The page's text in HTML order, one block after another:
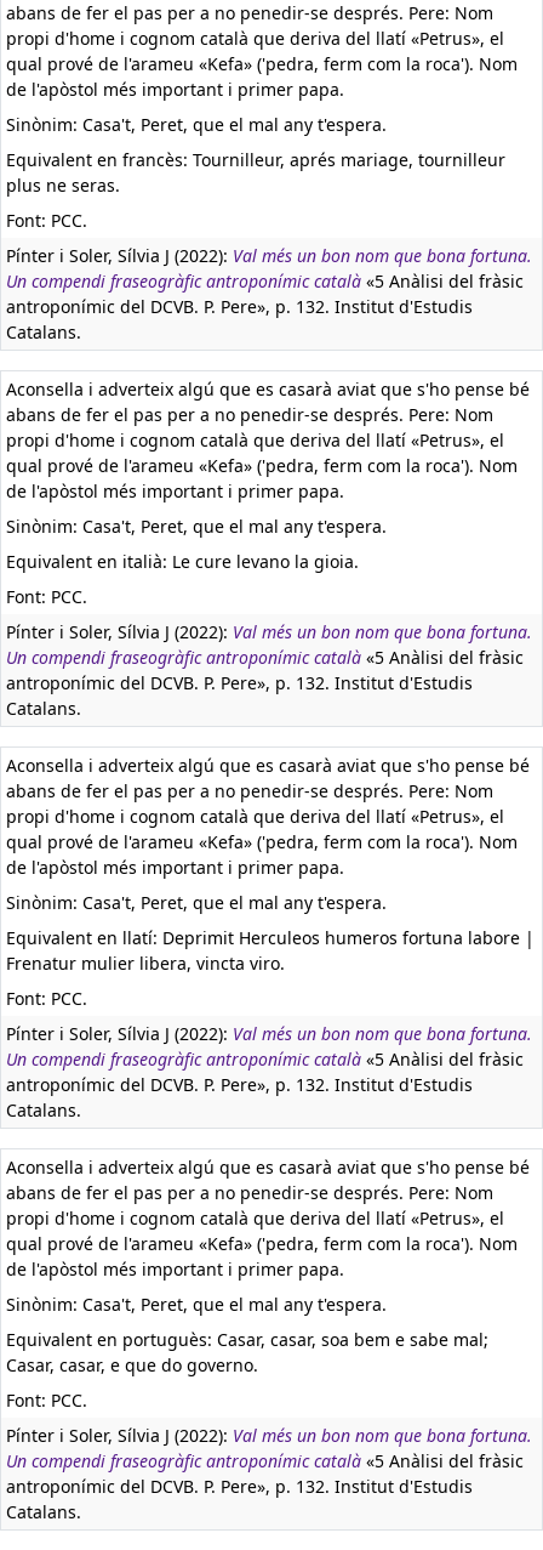
abans de fer el pas per a no penedir-se després. Pere: Nom
propi d'home i cognom català que deriva del llatí «Petrus», el
qual prové de l'arameu «Kefa» ('pedra, ferm com la roca'). Nom
de l'apòstol més important i primer papa.
Sinònim: Casa't, Peret, que el mal any t'espera.
Equivalent en francès: Tournilleur, aprés mariage, tournilleur
plus ne seras.
Font: PCC.
Pínter i Soler, Sílvia J (2022): Val més un bon nom que bona fortuna.
Un compendi fraseogràfic antroponímic català «5 Anàlisi del fràsic
antroponímic del DCVB. P. Pere», p. 132. Institut d'Estudis
Catalans.
Aconsella i adverteix algú que es casarà aviat que s'ho pense bé
abans de fer el pas per a no penedir-se després. Pere: Nom
propi d'home i cognom català que deriva del llatí «Petrus», el
qual prové de l'arameu «Kefa» ('pedra, ferm com la roca'). Nom
de l'apòstol més important i primer papa.
Sinònim: Casa't, Peret, que el mal any t'espera.
Equivalent en italià: Le cure levano la gioia.
Font: PCC.
Pínter i Soler, Sílvia J (2022): Val més un bon nom que bona fortuna.
Un compendi fraseogràfic antroponímic català «5 Anàlisi del fràsic
antroponímic del DCVB. P. Pere», p. 132. Institut d'Estudis
Catalans.
Aconsella i adverteix algú que es casarà aviat que s'ho pense bé
abans de fer el pas per a no penedir-se després. Pere: Nom
propi d'home i cognom català que deriva del llatí «Petrus», el
qual prové de l'arameu «Kefa» ('pedra, ferm com la roca'). Nom
de l'apòstol més important i primer papa.
Sinònim: Casa't, Peret, que el mal any t'espera.
Equivalent en llatí: Deprimit Herculeos humeros fortuna labore |
Frenatur mulier libera, vincta viro.
Font: PCC.
Pínter i Soler, Sílvia J (2022): Val més un bon nom que bona fortuna.
Un compendi fraseogràfic antroponímic català «5 Anàlisi del fràsic
antroponímic del DCVB. P. Pere», p. 132. Institut d'Estudis
Catalans.
Aconsella i adverteix algú que es casarà aviat que s'ho pense bé
abans de fer el pas per a no penedir-se després. Pere: Nom
propi d'home i cognom català que deriva del llatí «Petrus», el
qual prové de l'arameu «Kefa» ('pedra, ferm com la roca'). Nom
de l'apòstol més important i primer papa.
Sinònim: Casa't, Peret, que el mal any t'espera.
Equivalent en portuguès: Casar, casar, soa bem e sabe mal;
Casar, casar, e que do governo.
Font: PCC.
Pínter i Soler, Sílvia J (2022): Val més un bon nom que bona fortuna.
Un compendi fraseogràfic antroponímic català «5 Anàlisi del fràsic
antroponímic del DCVB. P. Pere», p. 132. Institut d'Estudis
Catalans.